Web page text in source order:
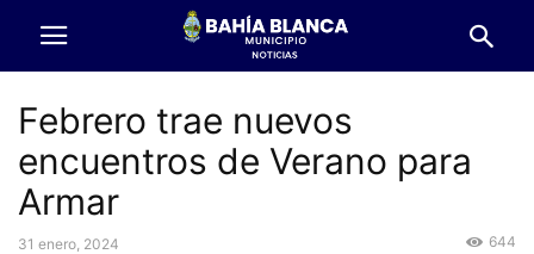
Febrero trae nuevos
encuentros de Verano para
Armar
31 enero, 2024 644